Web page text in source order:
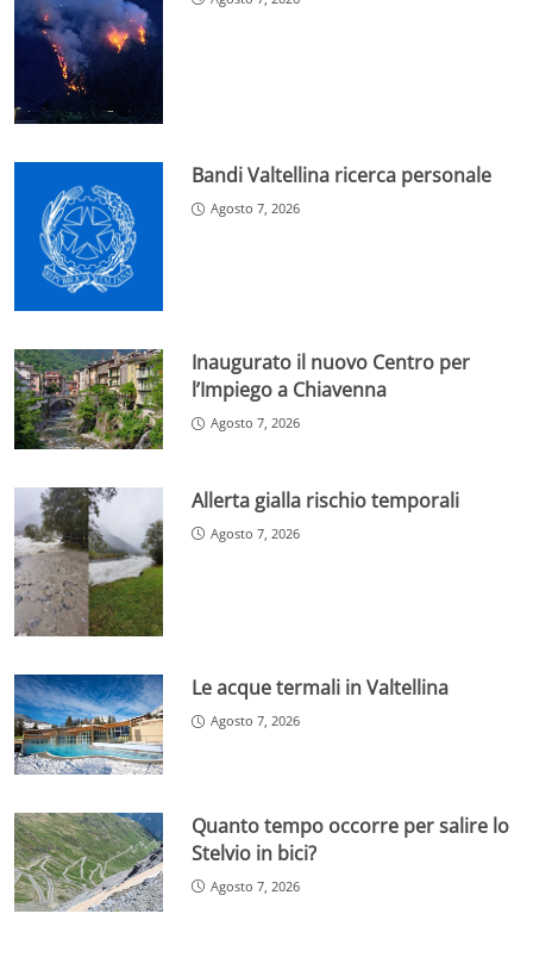
Bandi Valtellina ricerca personale
Agosto 7, 2026
Inaugurato il nuovo Centro per
l’Impiego a Chiavenna
Agosto 7, 2026
Allerta gialla rischio temporali
Agosto 7, 2026
Le acque termali in Valtellina
Agosto 7, 2026
Quanto tempo occorre per salire lo
Stelvio in bici?
Agosto 7, 2026